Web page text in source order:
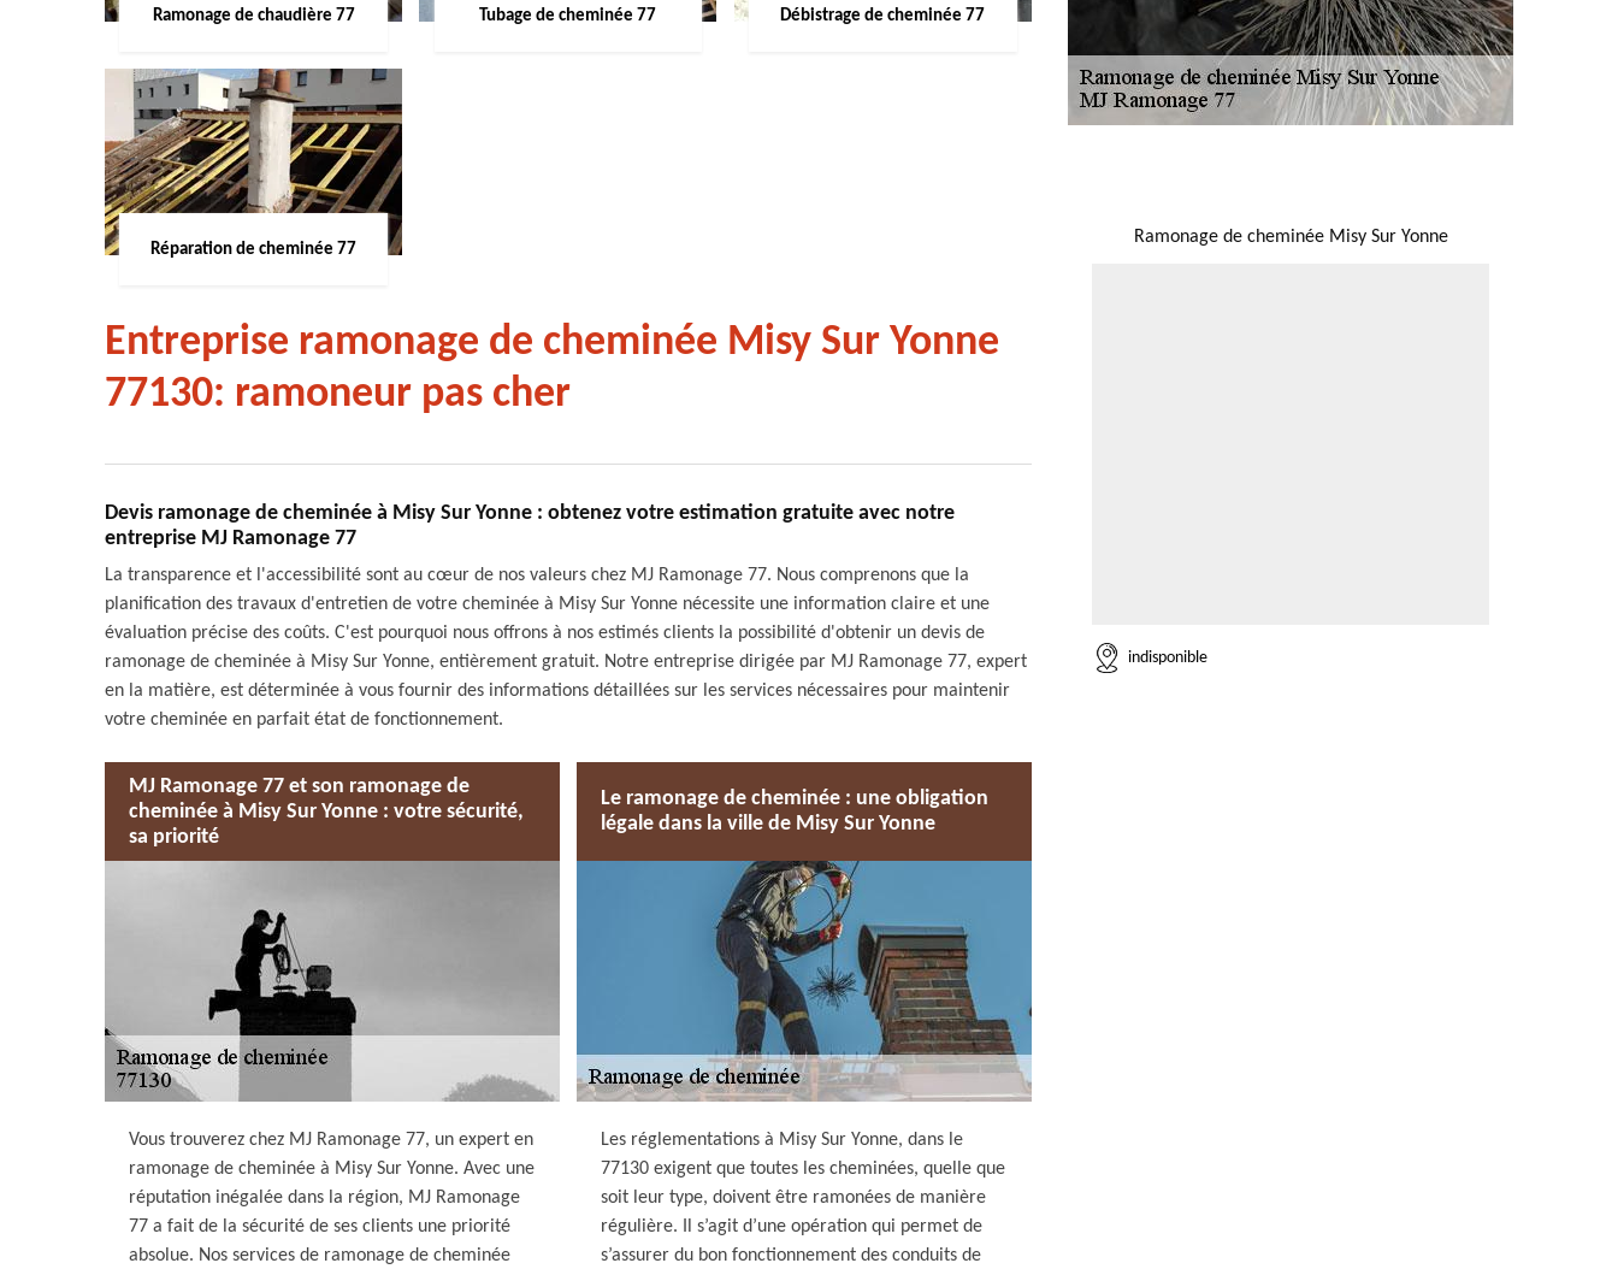
Ramonage de chaudière 77 Tubage de cheminée 77 Débistrage de cheminée 77
Réparation de cheminée 77
Entreprise ramonage de cheminée Misy Sur Yonne
77130: ramoneur pas cher
Devis ramonage de cheminée à Misy Sur Yonne : obtenez votre estimation gratuite avec notre
entreprise MJ Ramonage 77
La transparence et l'accessibilité sont au cœur de nos valeurs chez MJ Ramonage 77. Nous comprenons que la
planification des travaux d'entretien de votre cheminée à Misy Sur Yonne nécessite une information claire et une
évaluation précise des coûts. C'est pourquoi nous offrons à nos estimés clients la possibilité d'obtenir un devis de
ramonage de cheminée à Misy Sur Yonne, entièrement gratuit. Notre entreprise dirigée par MJ Ramonage 77, expert
en la matière, est déterminée à vous fournir des informations détaillées sur les services nécessaires pour maintenir
votre cheminée en parfait état de fonctionnement.
MJ Ramonage 77 et son ramonage de
cheminée à Misy Sur Yonne : votre sécurité,
sa priorité
Vous trouverez chez MJ Ramonage 77, un expert en
ramonage de cheminée à Misy Sur Yonne. Avec une
réputation inégalée dans la région, MJ Ramonage
77 a fait de la sécurité de ses clients une priorité
absolue. Nos services de ramonage de cheminée
Le ramonage de cheminée : une obligation
légale dans la ville de Misy Sur Yonne
Les réglementations à Misy Sur Yonne, dans le
77130 exigent que toutes les cheminées, quelle que
soit leur type, doivent être ramonées de manière
régulière. Il s’agit d’une opération qui permet de
s’assurer du bon fonctionnement des conduits de
Ramonage de cheminée Misy Sur Yonne
indisponible